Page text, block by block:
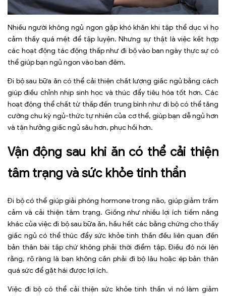
Nhiều người không ngủ ngon gặp khó khăn khi tập thể dục vì họ
cảm thấy quá mệt để tập luyện. Nhưng sự thật là việc kết hợp
các hoạt động tác động thấp như đi bộ vào ban ngày thực sự có
thể giúp bạn ngủ ngon vào ban đêm.
Đi bộ sau bữa ăn có thể cải thiện chất lượng giấc ngủ bằng cách
giúp điều chỉnh nhịp sinh học và thúc đẩy tiêu hóa tốt hơn. Các
hoạt động thể chất từ ​​thấp đến trung bình như đi bộ có thể tăng
cường chu kỳ ngủ-thức tự nhiên của cơ thể, giúp bạn dễ ngủ hơn
và tận hưởng giấc ngủ sâu hơn, phục hồi hơn.
Vận động sau khi ăn có thể cải thiện
tâm trạng và sức khỏe tinh thần
Đi bộ có thể giúp giải phóng hormone trong não, giúp giảm trầm
cảm và cải thiện tâm trạng. Giống như nhiều lợi ích tiềm năng
khác của việc đi bộ sau bữa ăn, hầu hết các bằng chứng cho thấy
giấc ngủ có thể thúc đẩy sức khỏe tinh thần đều liên quan đến
bản thân bài tập chứ không phải thời điểm tập. Điều đó nói lên
rằng, rõ ràng là bạn không cần phải đi bộ lâu hoặc ép bản thân
quá sức để gặt hái được lợi ích.
Việc đi bộ có thể cải thiện sức khỏe tinh thần vì nó làm giảm